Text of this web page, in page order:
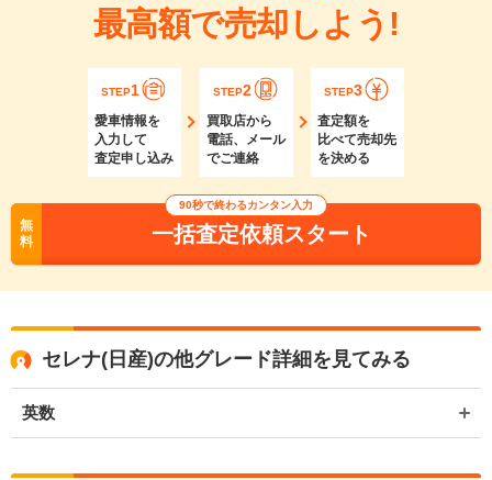
最高額で売却しよう!
STEP1
愛車情報を
入力して
査定申し込み
STEP2
買取店から
電話、メール
でご連絡
STEP3
査定額を
比べて売却先
を決める
無
料
90秒で終わるカンタン入力
一括査定依頼スタート
セレナ(日産)の他グレード詳細を見てみる
英数